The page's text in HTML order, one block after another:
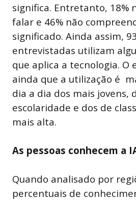
significa. Entretanto, 18%
falar e 46% não
significado. Ainda assim,
entrevistadas utilizam
que aplica a tecnologia. O
ainda que a utilização é
dia a dia dos mais jovens,
escolaridade e dos de
mais alta.
As pessoas conhecem a
Quando analisado por
percentuais de